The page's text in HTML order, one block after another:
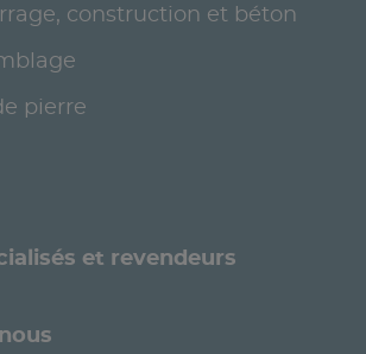
construction et béton
pierre
et revendeurs